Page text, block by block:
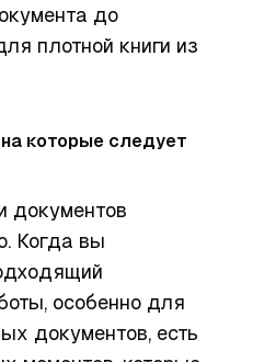
до
плотной книги из
которые следует
документов
Когда вы
особенно для
документов, есть